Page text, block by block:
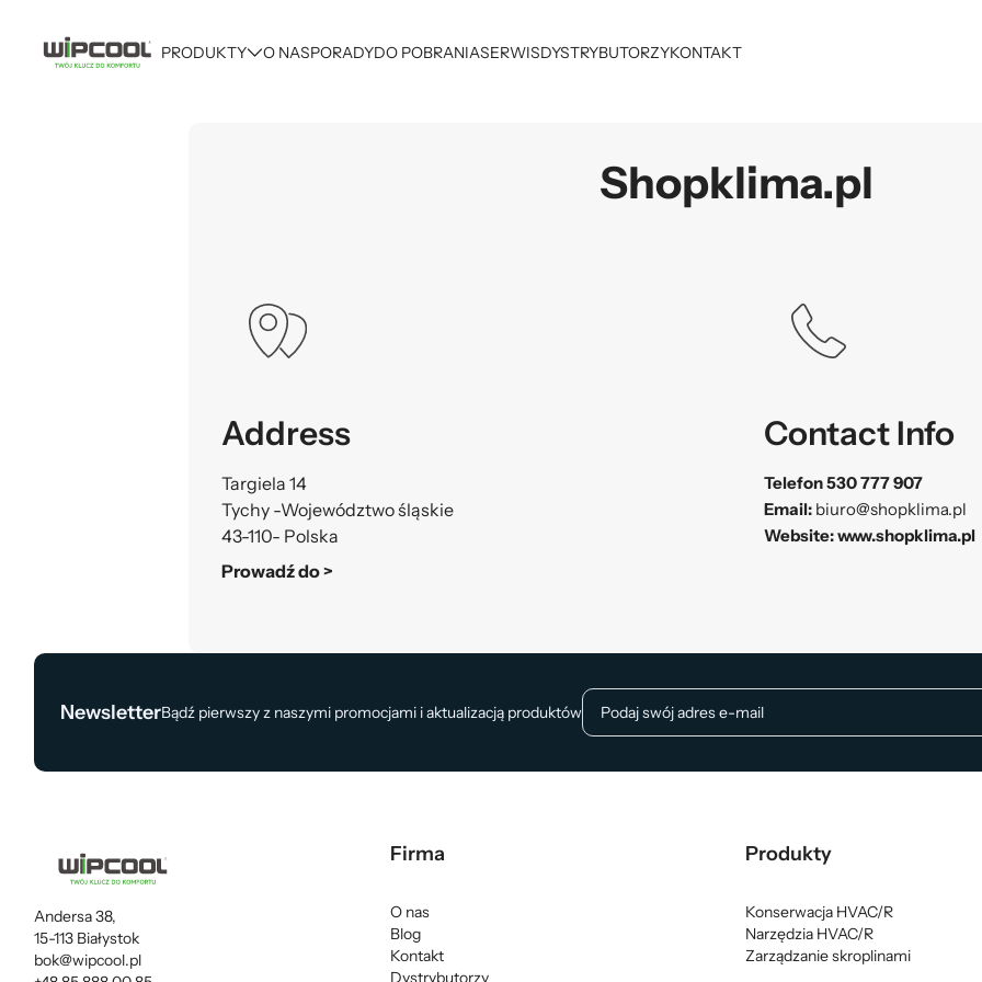
PRODUKTY O NASPORADYDO POBRANIASERWISDYSTRYBUTORZYKONTAKT
Shopklima.pl
Address
Targiela 14
Tychy -Województwo śląskie
43-110- Polska
Prowadź do >
Contact Info
Telefon530 777 907
Email: biuro@shopklima.pl
Website:www.shopklima.pl
NewsletterBądź pierwszy z naszymi promocjami i aktualizacją produktów
Andersa 38,
15-113 Białystok
bok@wipcool.pl
Firma
O nas
Blog
Kontakt
Dystrybutorzy
Produkty
Konserwacja HVAC/R
Narzędzia HVAC/R
Zarządzanie skroplinami